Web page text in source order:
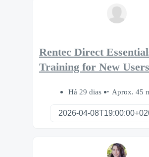
Rentec Direct
Training for New Users
Há 29 dias Aprox. 45